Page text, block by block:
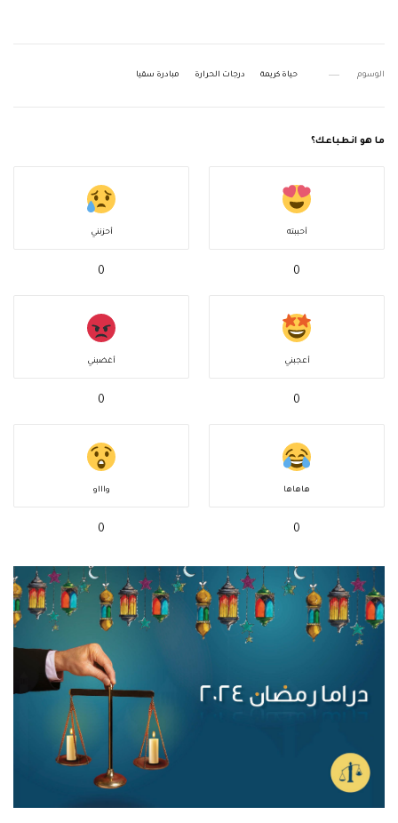
الوسوم حياة كريمة درجات الحرارة مبادرة سقيا
ما هو انطباعك؟
أحببته
0
أحزنني
0
أعجبني
0
أغضبني
0
هاهاها
0
واااو
0